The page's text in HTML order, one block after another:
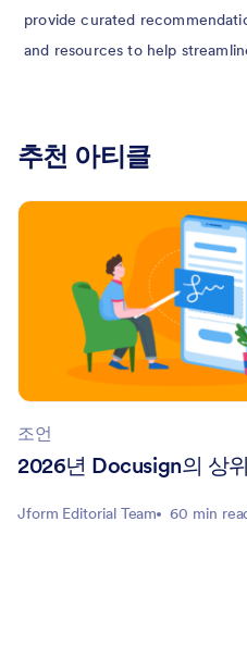
provide curated
and resources to help
추천 아티클
조언
2026년 Docusign의 상
Jform Editorial Team 60 min